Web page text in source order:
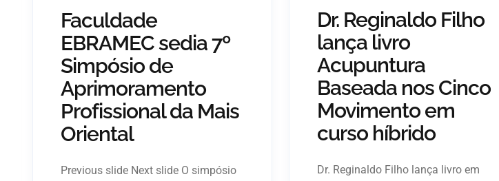
Faculdade
EBRAMEC sedia 7º
Simpósio de
Aprimoramento
Profissional da Mais
Oriental
Previous slide Next slide O simpósio
Dr. Reginaldo Filho
lança livro
Acupuntura
Baseada nos Cinco
Movimento em
curso híbrido
Dr. Reginaldo Filho lança livro em